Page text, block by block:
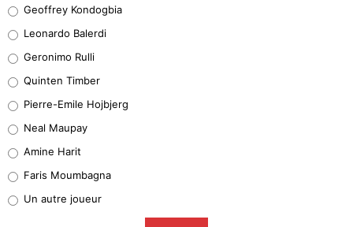
38%
31%
4%
1%
9%
Geoffrey Kondogbia
Leonardo Balerdi
Geronimo Rulli
Quinten Timber
Pierre-Emile Hojbjerg
Neal Maupay
Amine Harit
Faris Moumbagna
Un autre joueur